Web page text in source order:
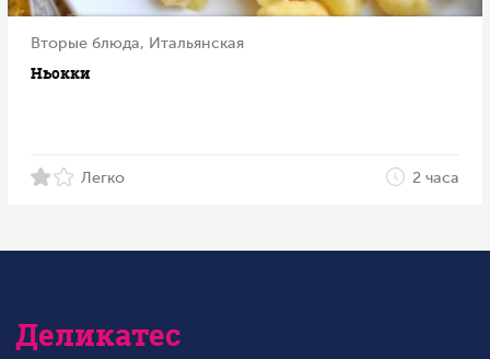
Вторые блюда, Итальянская
Ньокки
Легко 2 часа
Деликатес